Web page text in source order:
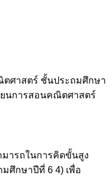
ตศาสตร์ ชั้นประถมศึกษา
ยนการสอนคณิตศาสตร์
ารถในการคิดขั้นสูง
ศึกษาปีที่ 6 4) เพื่อ